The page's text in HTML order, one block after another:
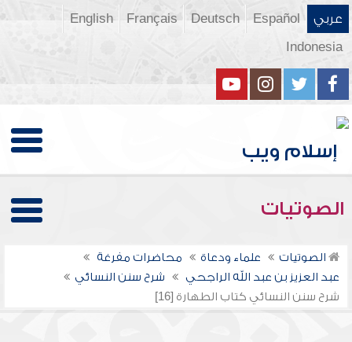
عربي Español
Deutsch
Français
English
Indonesia
الصوتيات
الصوتيات علماء ودعاة
محاضرات مفرغة
عبد العزيز بن عبد الله الراجحي
شرح سنن النسائي
شرح سنن النسائي كتاب الطهارة [16]